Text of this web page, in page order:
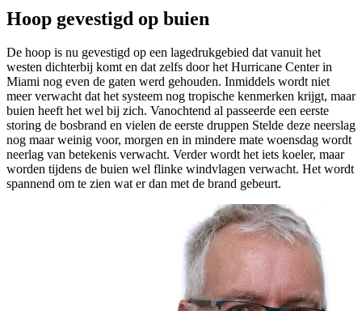
Hoop gevestigd op buien
De hoop is nu gevestigd op een lagedrukgebied dat vanuit het
westen dichterbij komt en dat zelfs door het Hurricane Center in
Miami nog even de gaten werd gehouden. Inmiddels wordt niet
meer verwacht dat het systeem nog tropische kenmerken krijgt, maar
buien heeft het wel bij zich. Vanochtend al passeerde een eerste
storing de bosbrand en vielen de eerste druppen Stelde deze neerslag
nog maar weinig voor, morgen en in mindere mate woensdag wordt
neerlag van betekenis verwacht. Verder wordt het iets koeler, maar
worden tijdens de buien wel flinke windvlagen verwacht. Het wordt
spannend om te zien wat er dan met de brand gebeurt.